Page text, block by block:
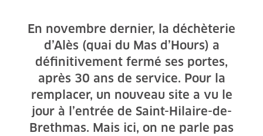
En novembre dernier, la déchèterie
d’Alès (quai du Mas d’Hours) a
définitivement fermé ses portes,
après 30 ans de service. Pour la
remplacer, un nouveau site a vu le
jour à l’entrée de Saint-Hilaire-de-
Brethmas. Mais ici, on ne parle pas